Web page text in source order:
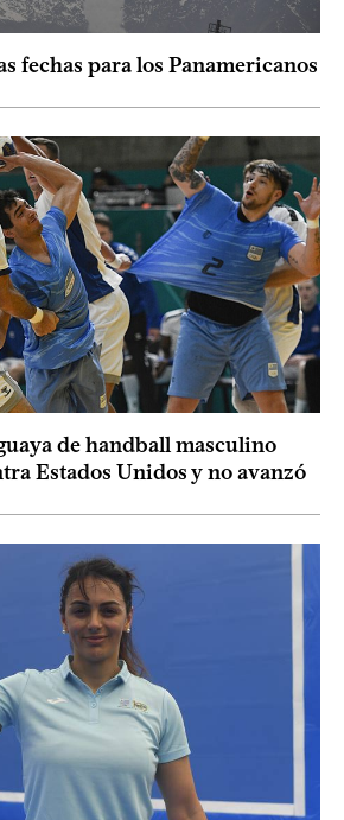
fechas para los Panamericanos
de handball masculino
Estados Unidos y no avanzó